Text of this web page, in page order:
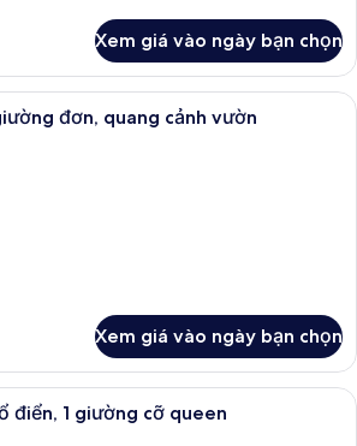
Xem giá vào ngày bạn chọn
Bộ đồ giường cao cấp, két bảo mật
đơn, quang cảnh vườn
Xem giá vào ngày bạn chọn
Phòng phong cách cổ điển, 1
điển, 1 giường cỡ queen